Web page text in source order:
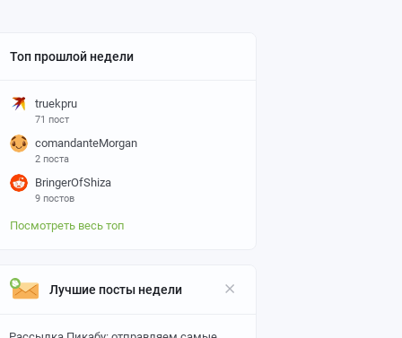
Топ прошлой недели
truekpru
71 пост
comandanteMorgan
2 поста
BringerOfShiza
9 постов
Посмотреть весь топ
Лучшие посты недели